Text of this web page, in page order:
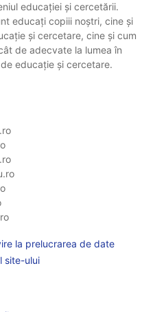
educației și cercetării.
educați copiii noștri, cine și
și cercetare, cine și cum
de adecvate la lumea în
educație și cercetare.
la prelucrarea de date
site-ului